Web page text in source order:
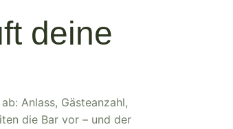
deine
Anlass, Gästeanzahl,
die Bar vor – und der